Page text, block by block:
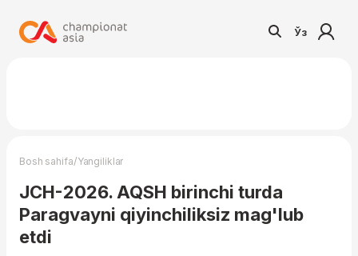
Ўз
Bosh sahifa/Yangiliklar
JCH-2026. AQSH birinchi turda
Paragvayni qiyinchiliksiz mag'lub
etdi